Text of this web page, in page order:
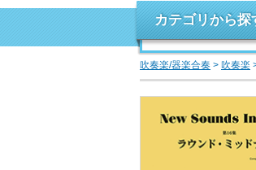
カテゴリから探
吹奏楽/器楽合奏 > 吹奏楽